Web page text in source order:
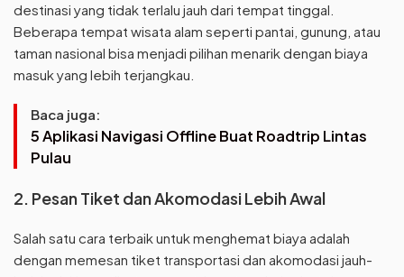
destinasi yang tidak terlalu jauh dari tempat tinggal.
Beberapa tempat wisata alam seperti pantai, gunung, atau
taman nasional bisa menjadi pilihan menarik dengan biaya
masuk yang lebih terjangkau.
Baca juga:
5 Aplikasi Navigasi Offline Buat Roadtrip Lintas
Pulau
2. Pesan Tiket dan Akomodasi Lebih Awal
Salah satu cara terbaik untuk menghemat biaya adalah
dengan memesan tiket transportasi dan akomodasi jauh-